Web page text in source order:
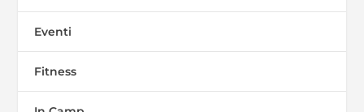
Eventi
Fitness